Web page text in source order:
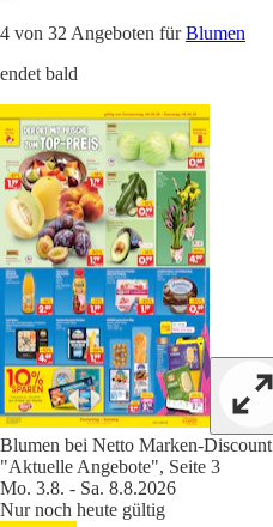
4 von 32 Angeboten fürBlumen
endet bald
Blumen bei Netto Marken-Discount
"Aktuelle Angebote", Seite 3
Mo. 3.8. - Sa. 8.8.2026
Nur noch heute gültig